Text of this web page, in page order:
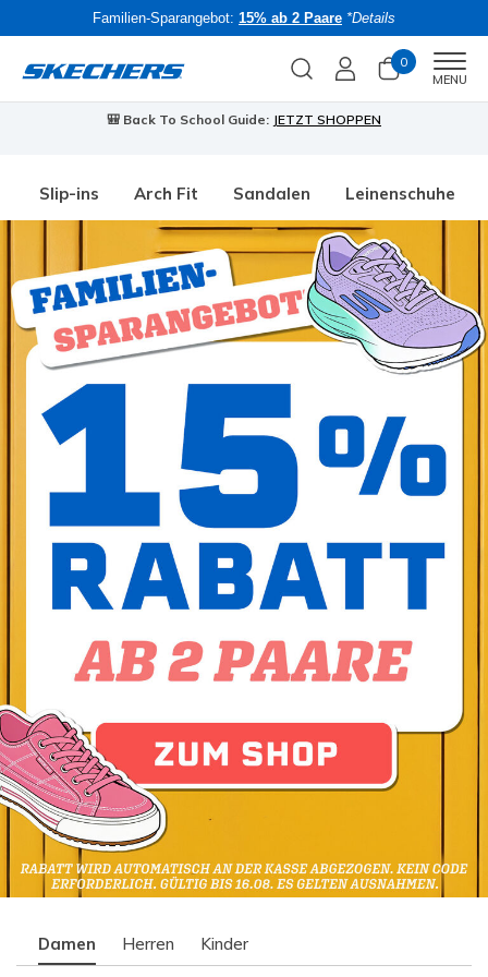
Familien-Sparangebot: 15% ab 2 Paare *Details
0
MENU
🎒 Back To School Guide: JETZT SHOPPEN
Slip-ins Arch Fit Sandalen Leinenschuhe
Damen Herren Kinder